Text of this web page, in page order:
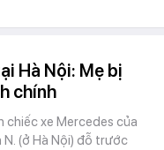
Hà Nội: Mẹ bị
chính
chiếc xe Mercedes của
N. (ở Hà Nội) đỗ trước